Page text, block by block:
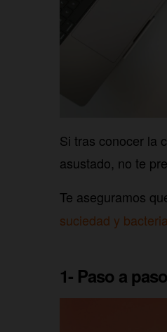
Si tras conocer la
asustado, no te
Te aseguramos
suciedad y
1- Paso a